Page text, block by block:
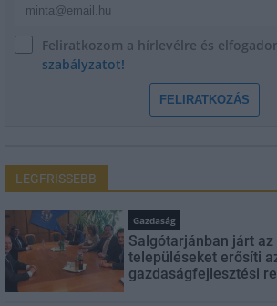
Feliratkozom a hírlevélre és
szabályzatot!
FELIRATKOZÁS
LEGFRISSEBB
Gazdaság
Salgótarjánban járt
településeket erősíti
gazdaságfejlesztési